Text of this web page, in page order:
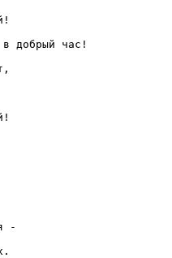
добрый час!
-